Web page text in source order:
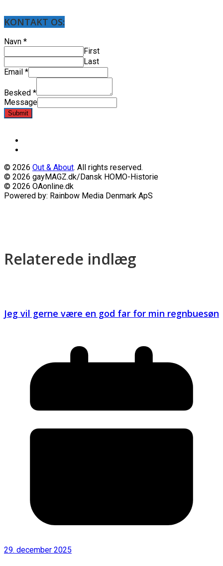
KONTAKT OS:
Navn *
First
Last
Email *
Besked *
Message
Submit
© 2026 Out & About. All rights reserved.
© 2026 gayMAGZ.dk/Dansk HOMO-Historie
© 2026 OAonline.dk
Powered by: Rainbow Media Denmark ApS
Relaterede indlæg
Jeg vil gerne være en god far for min regnbuesøn
29. december 2025